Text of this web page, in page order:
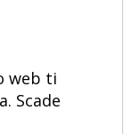
web ti
Scade